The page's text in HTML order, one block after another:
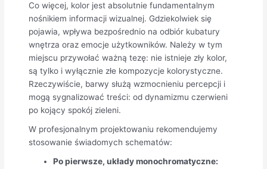
Co więcej, kolor jest absolutnie fundamentalnym
nośnikiem informacji wizualnej. Gdziekolwiek się
pojawia, wpływa bezpośrednio na odbiór kubatury
wnętrza oraz emocje użytkowników. Należy w tym
miejscu przywołać ważną tezę: nie istnieje zły kolor,
są tylko i wyłącznie złe kompozycje kolorystyczne.
Rzeczywiście, barwy służą wzmocnieniu percepcji i
mogą sygnalizować treści: od dynamizmu czerwieni
po kojący spokój zieleni.
W profesjonalnym projektowaniu rekomendujemy
stosowanie świadomych schematów:
Po pierwsze, układy monochromatyczne: